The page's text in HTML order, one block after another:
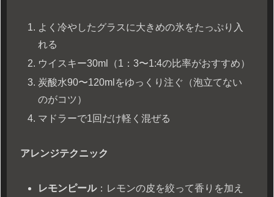
よく冷やしたグラスに大きめの氷をたっぷり入
れる
ウイスキー30ml（1：3〜1:4の比率がおすすめ）
炭酸水90〜120mlをゆっくり注ぐ（泡立てない
のがコツ）
マドラーで1回だけ軽く混ぜる
アレンジテクニック
レモンピール：レモンの皮を絞って香りを加え